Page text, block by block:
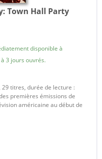
Town Hall Party
disponible à
3 jours ouvrés.
29 titres, durée de lecture :
premières émissions de
américaine au début de